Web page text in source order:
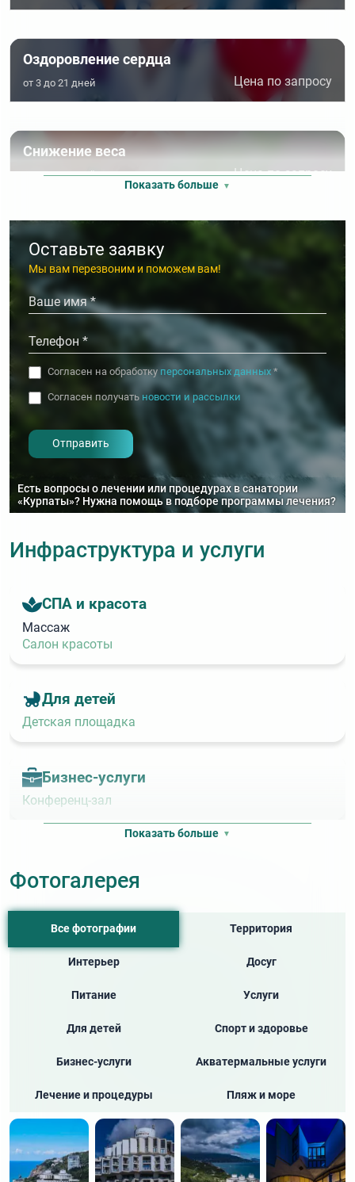
Спелеотерапия (Соляная пещера, Спелеокамера)
Терренкур
Физиотерапия
Оздоровление сердца
от3 до21 дней Цена по запросу
Снижение веса
от3до21дней Цена по запросу
Показать больше
Есть вопросы о лечении или процедурах в санатории
«Курпаты»? Нужна помощь в подборе программы лечения?
Оставьте заявку
Мы вам перезвоним и поможем вам!
Согласен на обработку персональных данных *
Согласен получать новости и рассылки
Инфраструктура и услуги
СПА и красота
Массаж
Салон красоты
Для детей
Детская площадка
Бизнес‑услуги
Конференц‑зал
Автостоянка
Wi‑Fi в номерах
Камера хранения
Магазин сувениров
Бассейн
Сауна
Досуг
Показать больше
Фотогалерея
Все фотографии Территория
Интерьер Досуг
Питание Услуги
Для детей Спорт и здоровье
Бизнес-услуги Акватермальные услуги
Лечение и процедуры Пляж и море